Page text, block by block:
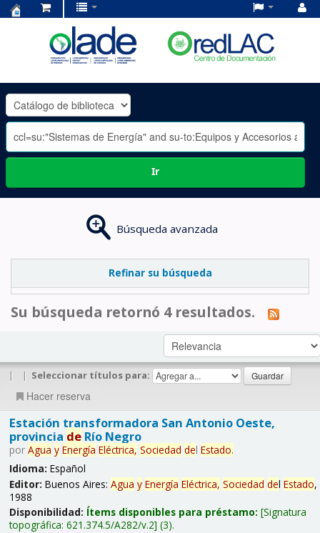
OLADE
-
Ir
Búsqueda avanzada
Refinar su búsqueda
Su búsqueda retornó 4 resultados.
| | Seleccionar títulos para:
Hacer reserva
Estación transformadora San Antonio Oeste,
provincia deRío Negro
por Agua y Energía Eléctrica, Sociedad del Estado.
Idioma: Español
Editor: Buenos Aires: Agua y Energía Eléctrica, Sociedad del Estado,
1988
Disponibilidad: Ítems disponibles para préstamo: Signatura
topográfica: 621.374.5/A282/v.2 (3).